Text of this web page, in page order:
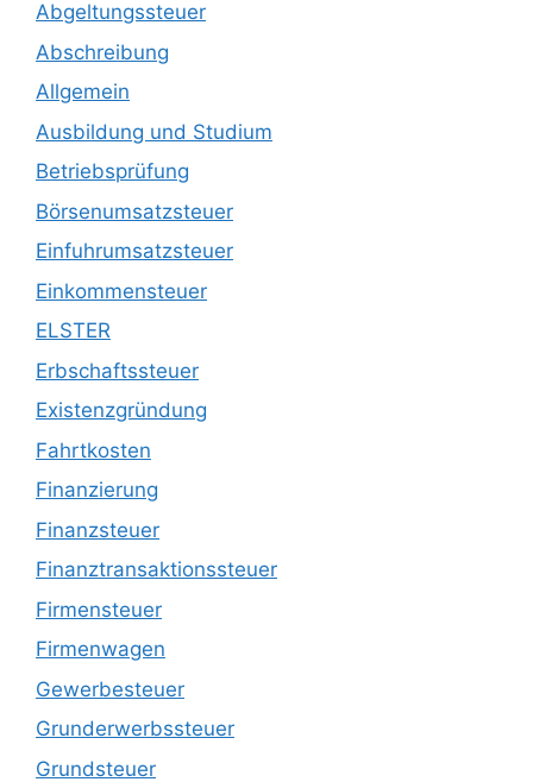
Abgeltungssteuer
Abschreibung
Allgemein
Ausbildung und Studium
Betriebsprüfung
Börsenumsatzsteuer
Einfuhrumsatzsteuer
Einkommensteuer
ELSTER
Erbschaftssteuer
Existenzgründung
Fahrtkosten
Finanzierung
Finanzsteuer
Finanztransaktionssteuer
Firmensteuer
Firmenwagen
Gewerbesteuer
Grunderwerbssteuer
Grundsteuer